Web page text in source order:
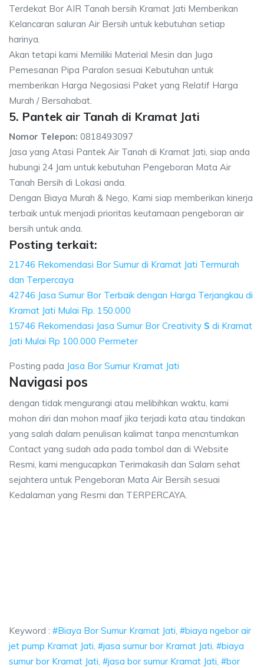
Terdekat Bor AIR Tanah bersih Kramat Jati Memberikan
Kelancaran saluran Air Bersih untuk kebutuhan setiap
harinya.
Akan tetapi kami Memiliki Material Mesin dan Juga
Pemesanan Pipa Paralon sesuai Kebutuhan untuk
memberikan Harga Negosiasi Paket yang Relatif Harga
Murah / Bersahabat.
5. Pantek air Tanah di Kramat Jati
Nomor Telepon: 0818493097
Jasa yang Atasi Pantek Air Tanah di Kramat Jati, siap anda
hubungi 24 Jam untuk kebutuhan Pengeboran Mata Air
Tanah Bersih di Lokasi anda.
Dengan Biaya Murah & Nego, Kami siap memberikan kinerja
terbaik untuk menjadi prioritas keutamaan pengeboran air
bersih untuk anda.
Posting terkait:
21746 Rekomendasi Bor Sumur di Kramat Jati Termurah
dan Terpercaya
42746 Jasa Sumur Bor Terbaik dengan Harga Terjangkau di
Kramat Jati Mulai Rp. 150.000
15746 Rekomendasi Jasa Sumur Bor Creativity S di Kramat
Jati Mulai Rp 100.000 Permeter
Posting pada Jasa Bor Sumur Kramat Jati
Navigasi pos
dengan tidak mengurangi atau melibihkan waktu, kami
mohon diri dan mohon maaf jika terjadi kata atau tindakan
yang salah dalam penulisan kalimat tanpa mencntumkan
Contact yang sudah ada pada tombol dan di Website
Resmi, kami mengucapkan Terimakasih dan Salam sehat
sejahtera untuk Pengeboran Mata Air Bersih sesuai
Kedalaman yang Resmi dan TERPERCAYA.
Keyword : #Biaya Bor Sumur Kramat Jati, #biaya ngebor air
jet pump Kramat Jati, #jasa sumur bor Kramat Jati, #biaya
sumur bor Kramat Jati, #jasa bor sumur Kramat Jati, #bor